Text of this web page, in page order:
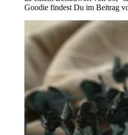
Goodie findest Du im Beitrag